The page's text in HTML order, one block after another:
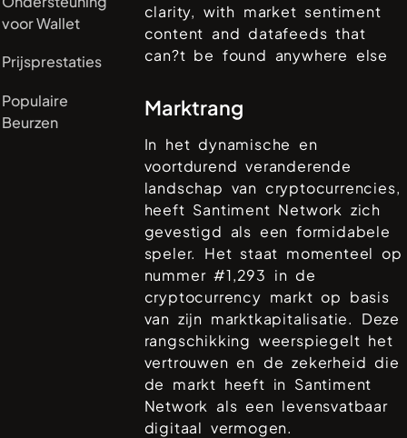
voor Wallet
Prijsprestaties
Populaire
Beurzen
clarity, with market sentiment
content and datafeeds that
can?t be found anywhere else
Marktrang
In het dynamische en
voortdurend veranderende
landschap van cryptocurrencies,
heeft Santiment Network zich
gevestigd als een formidabele
speler. Het staat momenteel op
nummer #1,293 in de
cryptocurrency markt op basis
van zijn marktkapitalisatie. Deze
rangschikking weerspiegelt het
vertrouwen en de zekerheid die
de markt heeft in Santiment
Network als een levensvatbaar
digitaal vermogen.